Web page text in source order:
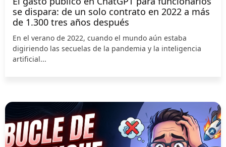
se dispara: de un solo contrato en 2022 a más
de 1.300 tres años después
En el verano de 2022, cuando el mundo aún estaba
digiriendo las secuelas de la pandemia y la inteligencia
artificial...